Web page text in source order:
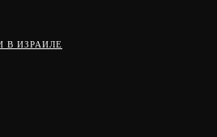
В ИЗРАИЛЕ